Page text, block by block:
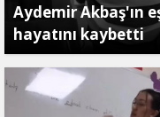
Aydemir Akbaş'ın
hayatını kaybetti